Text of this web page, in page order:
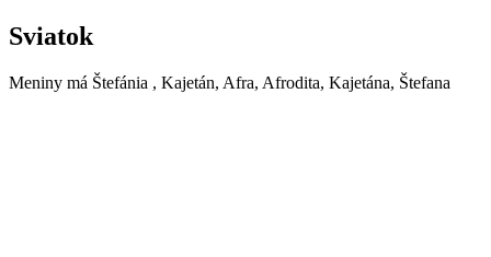
Sviatok
Meniny má Štefánia , Kajetán, Afra, Afrodita, Kajetána, Štefana